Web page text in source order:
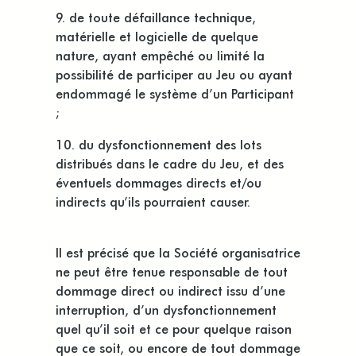
9. de toute défaillance technique,
matérielle et logicielle de quelque
nature, ayant empêché ou limité la
possibilité de participer au Jeu ou ayant
endommagé le système d’un Participant
;
10. du dysfonctionnement des lots
distribués dans le cadre du Jeu, et des
éventuels dommages directs et/ou
indirects qu’ils pourraient causer.
Il est précisé que la Société organisatrice
ne peut être tenue responsable de tout
dommage direct ou indirect issu d’une
interruption, d’un dysfonctionnement
quel qu’il soit et ce pour quelque raison
que ce soit, ou encore de tout dommage